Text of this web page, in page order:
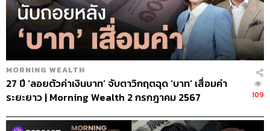
MORNING WEALTH
27 ปี ‘ลอยตัวค่าเงินบาท’ จับตาวิกฤตฉุด ‘บาท’ เสื่อมค่า
ระยะยาว | Morning Wealth 2 กรกฎาคม 2567
109